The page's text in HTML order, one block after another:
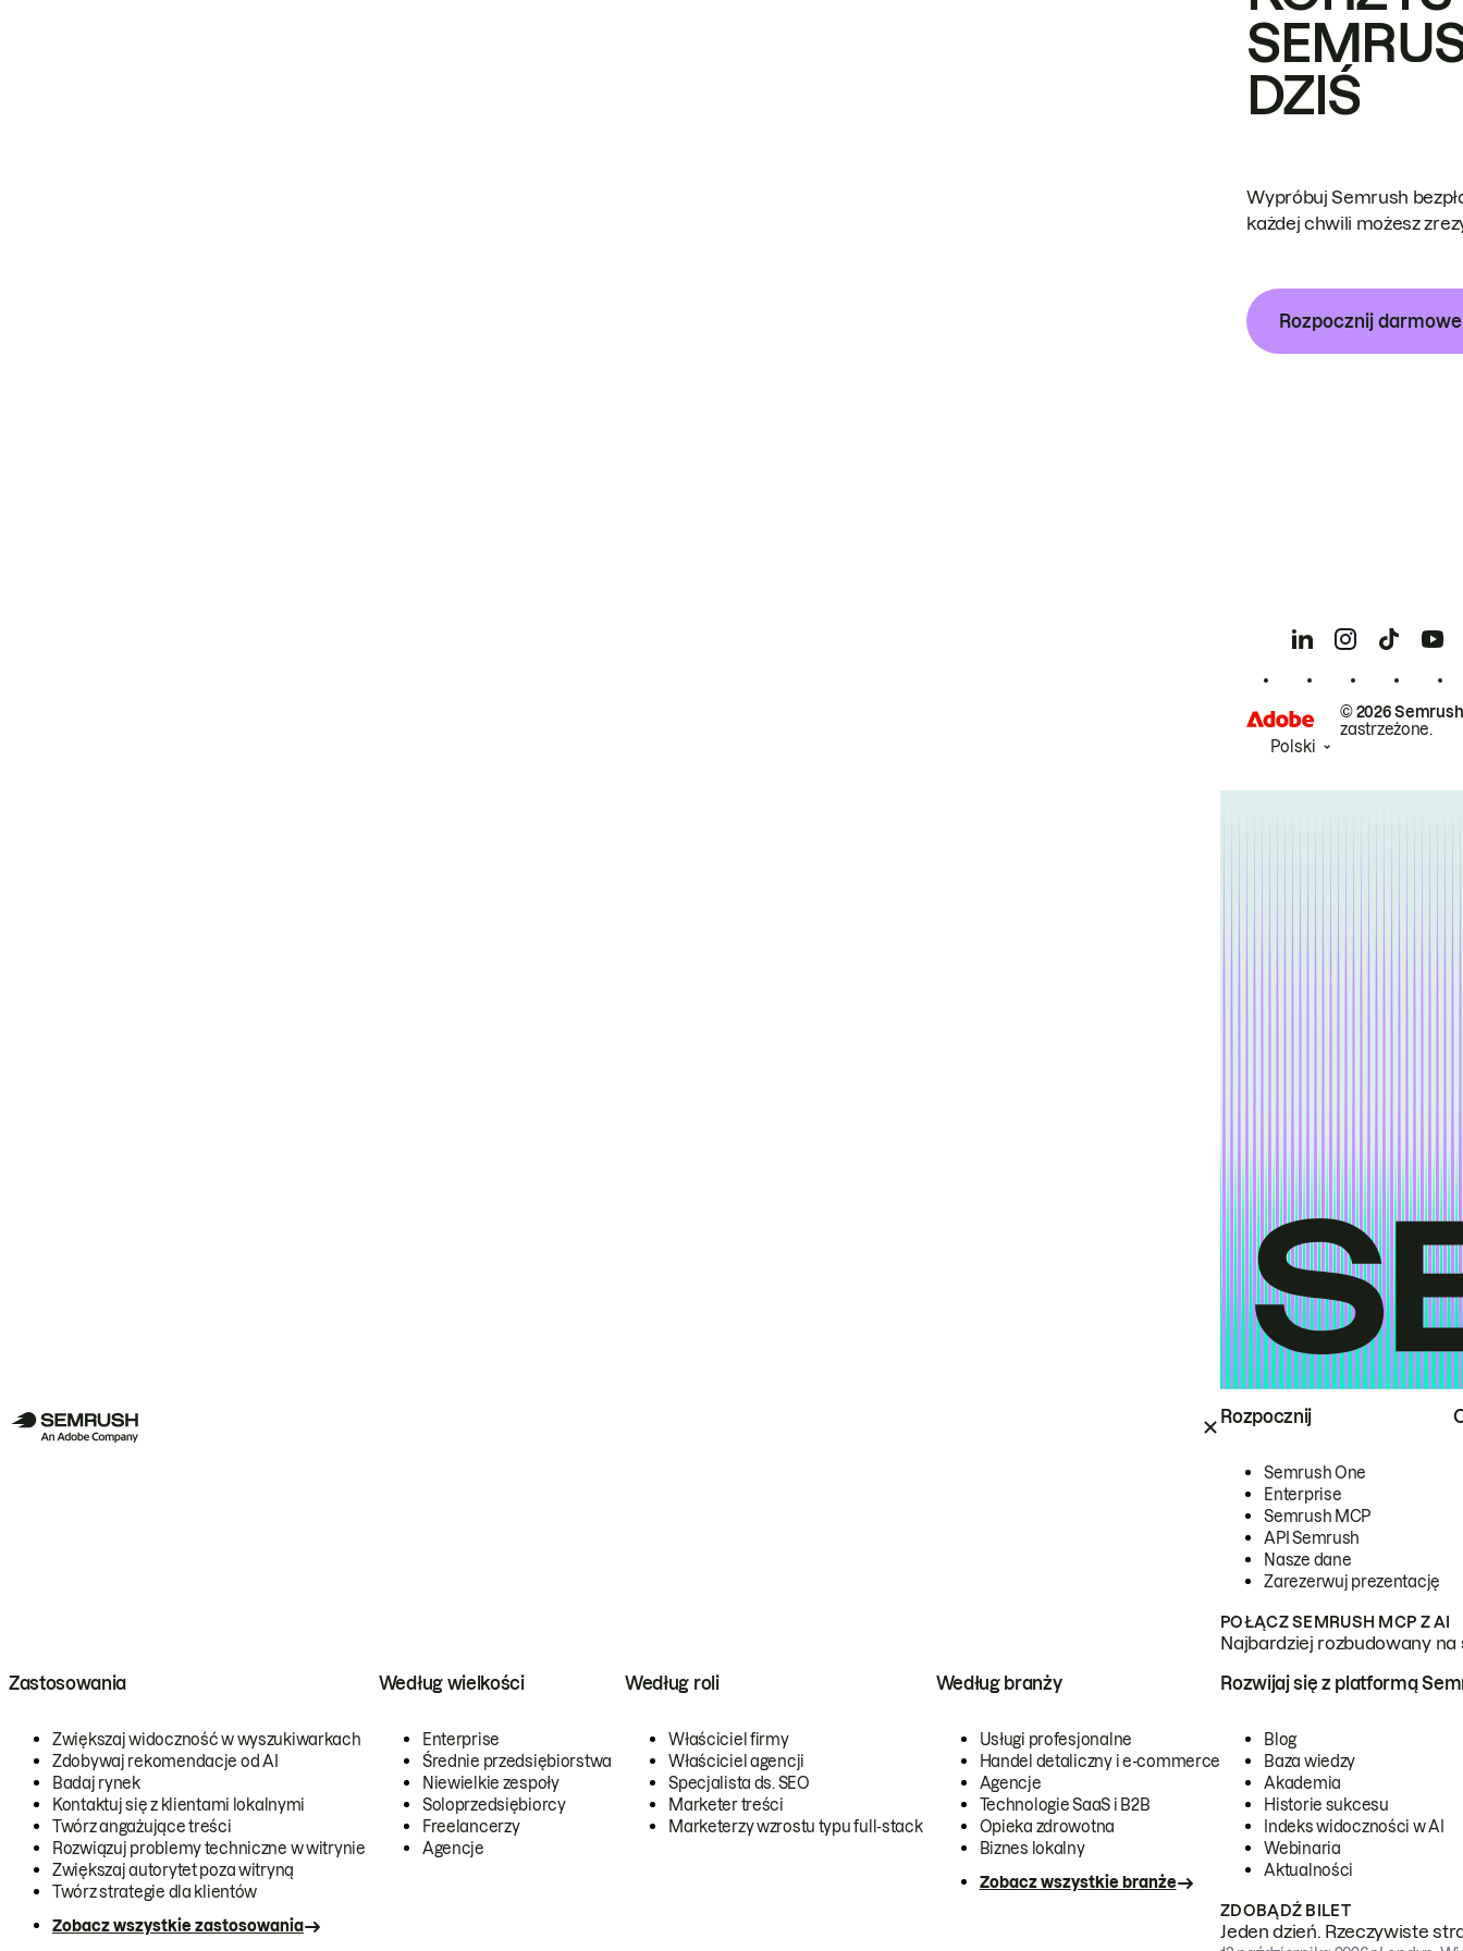
Rozpocznij
Semrush One
Enterprise
Semrush MCP
API Semrush
Nasze dane
Zarezerwuj prezentację
POŁĄCZ SEMRUSH MCP Z AI
Najbardziej rozbudowany
Zastosowania
Zwiększaj widoczność w wyszukiwarkach
Zdobywaj rekomendacje od AI
Badaj rynek
Kontaktuj się z klientami lokalnymi
Twórz angażujące treści
Rozwiązuj problemy techniczne w witrynie
Zwiększaj autorytet poza witryną
Twórz strategie dla klientów
Zobacz wszystkie zastosowania
Według wielkości
Enterprise
Średnie przedsiębiorstwa
Niewielkie zespoły
Soloprzedsiębiorcy
Freelancerzy
Agencje
Według roli
Właściciel firmy
Właściciel agencji
Specjalista ds. SEO
Marketer treści
Marketerzy wzrostu typu full-stack
Według branży
Usługi profesjonalne
Handel detaliczny i e-commerce
Agencje
Technologie SaaS i B2B
Opieka zdrowotna
Biznes lokalny
Zobacz wszystkie branże
Rozwijaj się z platformą
Blog
Baza wiedzy
Akademia
Historie sukcesu
Indeks widoczności w AI
Webinaria
Aktualności
ZDOBĄDŹ BILET
Jeden dzień. Rzeczywiste
DZIŚ
Wypróbuj Semrush
każdej chwili możesz
Rozpocznij
© 2026
zastrzeżone.
Polski